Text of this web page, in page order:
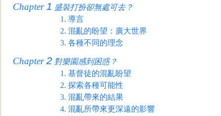
Chapter 1 盛裝打扮卻無處可去？
1. 導言
2. 混亂的盼望：廣大世界
3. 各種不同的理念
Chapter 2 對樂園感到困惑？
1. 基督徒的混亂盼望
2. 探索各種可能性
3. 混亂帶來的結果
4. 混亂所帶來更深遠的影響